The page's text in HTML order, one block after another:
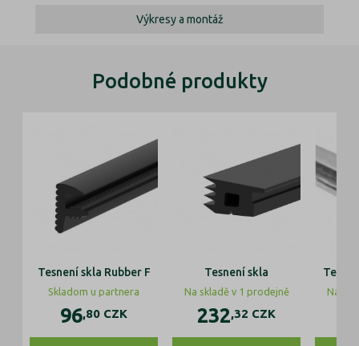
Výkresy a montáž
Podobné produkty
Tesnení skla Rubber F
Skladom u partnera
96,80 CZK
Tesnení skla
Na skladě v 1 prodejně
232,32 CZK
Na